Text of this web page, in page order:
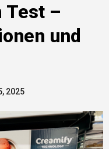
Test –
und
2025